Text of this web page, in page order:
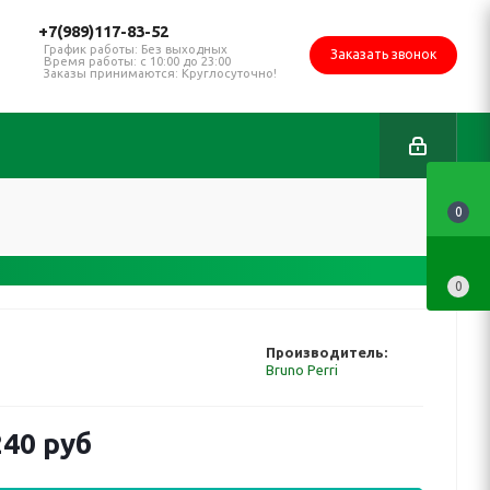
+7(989)117-83-52
График работы: Без выходных
Время работы: с 10:00 до 23:00
Заказы принимаются: Круглосуточно!
Заказать звонок
Производитель:
Bruno Perri
руб
0
0